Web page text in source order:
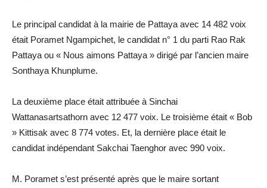
Le principal candidat à la mairie de Pattaya avec 14 482 voix
était Poramet Ngampichet, le candidat n° 1 du parti Rao Rak
Pattaya ou « Nous aimons Pattaya » dirigé par l’ancien maire
Sonthaya Khunplume.
La deuxième place était attribuée à Sinchai
Wattanasartsathorn avec 12 477 voix. Le troisième était « Bob
» Kittisak avec 8 774 votes. Et, la dernière place était le
candidat indépendant Sakchai Taenghor avec 990 voix.
M. Poramet s’est présenté après que le maire sortant